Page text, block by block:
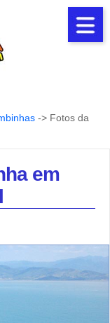
-> Fotos da
em